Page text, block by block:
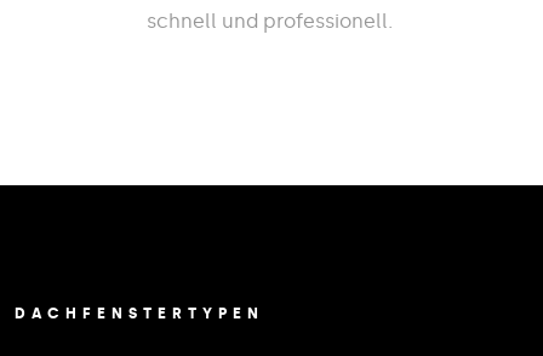
schnell und professionell.
DACHFENSTERTYPEN